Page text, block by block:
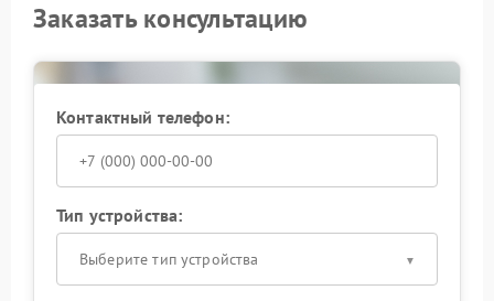
Заказать консультацию
Контактный телефон:
Тип устройства:
Выберите тип устройства